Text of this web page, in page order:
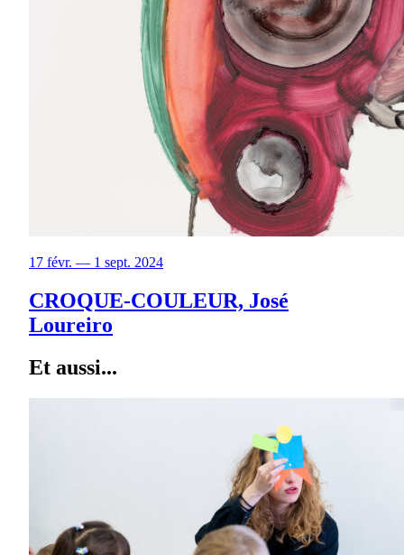
17 févr. — 1 sept. 2024
CROQUE-COULEUR, José
Loureiro
Et aussi...